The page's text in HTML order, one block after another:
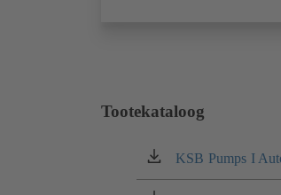
Tootekataloog
KSB Pumps I
(avaneb
uues